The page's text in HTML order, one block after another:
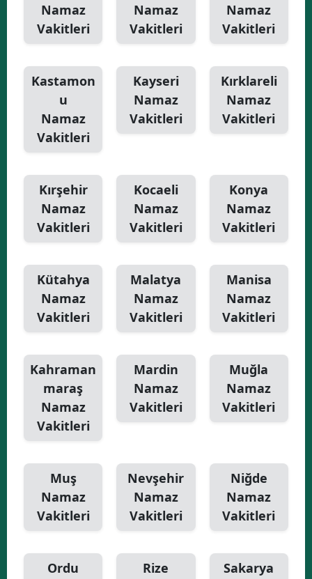
Namaz
Vakitleri
Namaz
Vakitleri
Namaz
Vakitleri
Kastamon
u
Namaz
Vakitleri
Kayseri
Namaz
Vakitleri
Kırklareli
Namaz
Vakitleri
Kırşehir
Namaz
Vakitleri
Kocaeli
Namaz
Vakitleri
Konya
Namaz
Vakitleri
Kütahya
Namaz
Vakitleri
Malatya
Namaz
Vakitleri
Manisa
Namaz
Vakitleri
Kahraman
maraş
Namaz
Vakitleri
Mardin
Namaz
Vakitleri
Muğla
Namaz
Vakitleri
Muş
Namaz
Vakitleri
Nevşehir
Namaz
Vakitleri
Niğde
Namaz
Vakitleri
Ordu
Rize
Sakarya